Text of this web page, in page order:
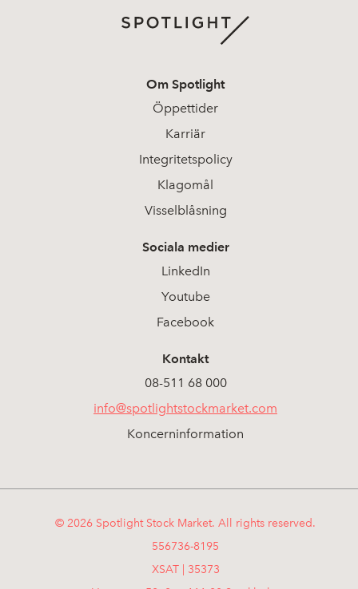
Om Spotlight
Öppettider
Karriär
Integritetspolicy
Klagomål
Visselblåsning
Sociala medier
LinkedIn
Youtube
Facebook
Kontakt
08-511 68 000
info@spotlightstockmarket.com
Koncerninformation
© 2026 Spotlight Stock Market. All rights reserved.
556736-8195
XSAT | 35373